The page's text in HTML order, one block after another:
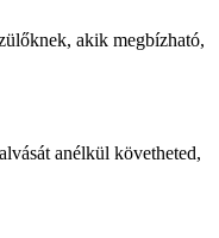
akik megbízható,
anélkül követheted,